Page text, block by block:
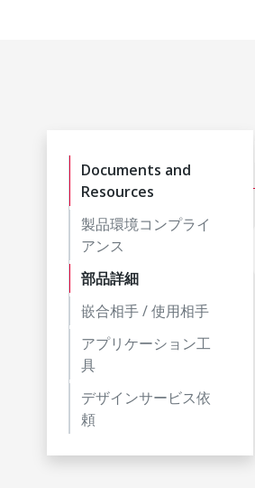
Documents and
Resources
製品環境コンプライ
アンス
部品詳細
嵌合相手 / 使用相手
アプリケーション工
具
デザインサービス依
頼